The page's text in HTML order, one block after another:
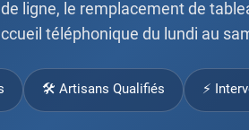
ligne, le remplacement de
téléphonique du lundi au
🛠 Artisans Qualifiés ⚡